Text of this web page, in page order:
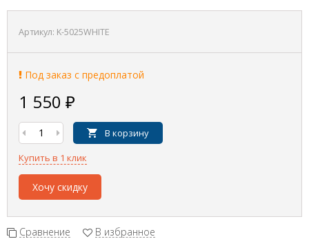
Артикул: K-5025WHITE
Под заказ с предоплатой
1 550 ₽
В корзину
Купить в 1 клик
Хочу скидку
Сравнение В избранное